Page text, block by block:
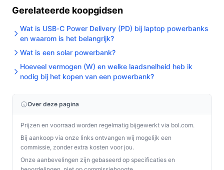
Gerelateerde koopgidsen
Wat is USB‑C Power Delivery (PD) bij laptop powerbanks
en waarom is het belangrijk?
Wat is een solar powerbank?
Hoeveel vermogen (W) en welke laadsnelheid heb ik
nodig bij het kopen van een powerbank?
Over deze pagina
Prijzen en voorraad worden regelmatig bijgewerkt via bol.com.
Bij aankoop via onze links ontvangen wij mogelijk een
commissie, zonder extra kosten voor jou.
Onze aanbevelingen zijn gebaseerd op specificaties en